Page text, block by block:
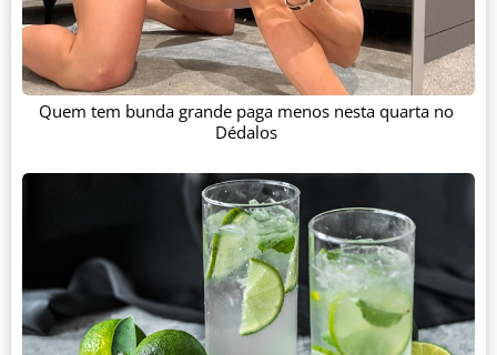
Quem tem bunda grande paga menos nesta quarta no
Dédalos